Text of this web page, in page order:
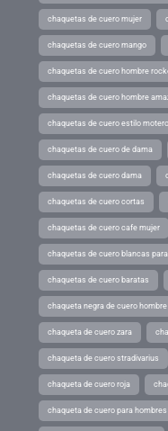
chaquetas de cuero mujer
chaquetas de cuero mango
chaquetas de cuero hombre
chaquetas de cuero hombre
chaquetas de cuero estilo motero
chaquetas de cuero de dama
chaquetas de cuero dama
chaquetas de cuero cortas
chaquetas de cuero cafe mujer
chaquetas de cuero blancas
chaquetas de cuero baratas
chaqueta negra de cuero hombre
chaqueta de cuero zara
chaqueta de cuero stradivarius
chaqueta de cuero roja
chaqueta de cuero para hombres